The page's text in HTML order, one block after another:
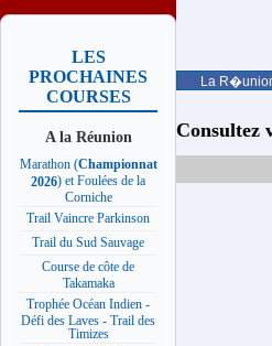
La
LES
PROCHAINES
COURSES
A la Réunion
Marathon (Championnat
2026) et Foulées de la
Corniche
Trail Vaincre Parkinson
Trail du Sud Sauvage
Course de côte de
Takamaka
Trophée Océan Indien -
Défi des Laves - Trail des
Timizes
Consultez